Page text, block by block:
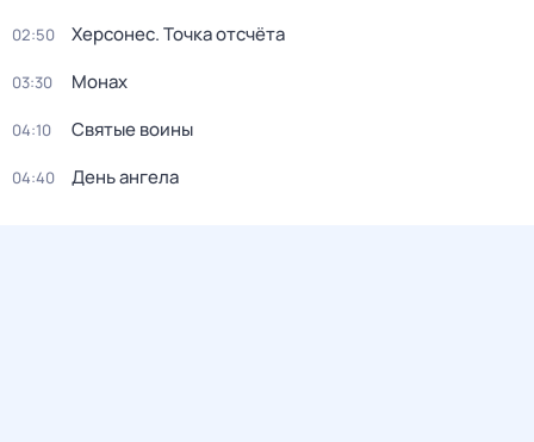
02:50 Херсонес. Точка отсчёта
03:30 Монах
04:10 Святые воины
04:40 День ангела